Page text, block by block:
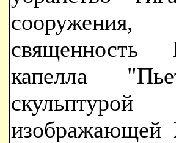
священность
капелла
изображающей